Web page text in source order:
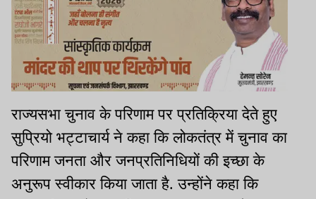
राज्यसभा चुनाव के परिणाम पर प्रतिक्रिया देते हुए
सुप्रियो भट्टाचार्य ने कहा कि लोकतंत्र में चुनाव का
परिणाम जनता और जनप्रतिनिधियों की इच्छा के
अनुरूप स्वीकार किया जाता है. उन्होंने कहा कि